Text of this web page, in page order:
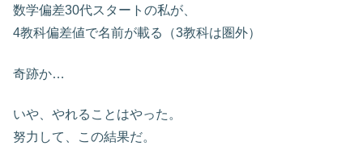
数学偏差30代スタートの私が、
4教科偏差値で名前が載る
（3教科は圏外）
奇跡か…
いや、やれることはやった。
努力して、この結果だ。